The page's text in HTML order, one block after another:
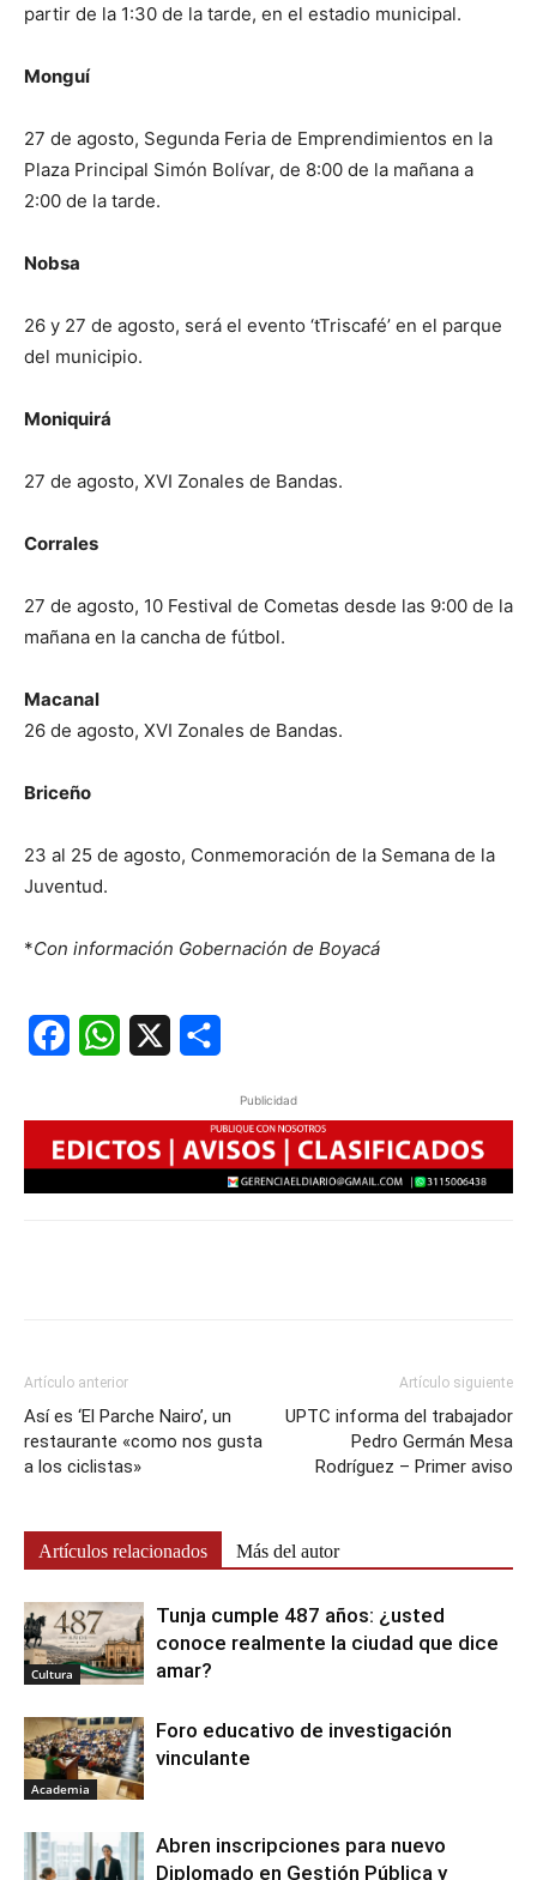
partir de la 1:30 de la tarde, en el estadio municipal.
Monguí
27 de agosto, Segunda Feria de Emprendimientos en la
Plaza Principal Simón Bolívar, de 8:00 de la mañana a
2:00 de la tarde.
Nobsa
26 y 27 de agosto, será el evento ‘tTriscafé’ en el parque
del municipio.
Moniquirá
27 de agosto, XVI Zonales de Bandas.
Corrales
27 de agosto, 10 Festival de Cometas desde las 9:00 de la
mañana en la cancha de fútbol.
Macanal
26 de agosto, XVI Zonales de Bandas.
Briceño
23 al 25 de agosto, Conmemoración de la Semana de la
Juventud.
*Con información Gobernación de Boyacá
FacebookWhatsApp
Publicidad
Artículo anterior
Así es ‘El Parche Nairo’, un
restaurante «como nos gusta
a los ciclistas»
Artículo siguiente
UPTC informa del trabajador
Pedro Germán Mesa
Rodríguez – Primer aviso
Artículos relacionados Más del autor
Cultura
Tunja cumple 487 años: ¿usted
conoce realmente la ciudad que dice
amar?
Academia
Foro educativo de investigación
vinculante
Abren inscripciones para nuevo
Diplomado en Gestión Pública y